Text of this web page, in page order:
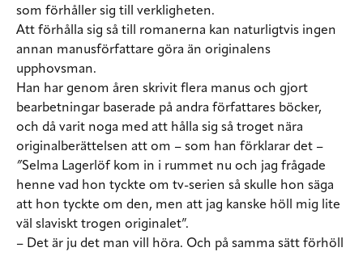
som förhåller sig till verkligheten.
Att förhålla sig så till romanerna kan naturligtvis ingen
annan manusförfattare göra än originalens
upphovsman.
Han har genom åren skrivit flera manus och gjort
bearbetningar baserade på andra författares böcker,
och då varit noga med att hålla sig så troget nära
originalberättelsen att om – som han förklarar det –
”Selma Lagerlöf kom in i rummet nu och jag frågade
henne vad hon tyckte om tv-serien så skulle hon säga
att hon tyckte om den, men att jag kanske höll mig lite
väl slaviskt trogen originalet”.
– Det är ju det man vill höra. Och på samma sätt förhöll